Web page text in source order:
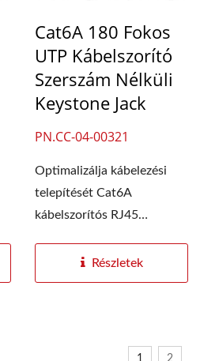
Cat6A 180 Fokos
UTP Kábelszorító
Szerszám Nélküli
Keystone Jack
PN.CC-04-00321
Optimalizálja kábelezési
telepítését Cat6A
kábelszorítós RJ45
csatlakozónkkal,...
Részletek
1 2